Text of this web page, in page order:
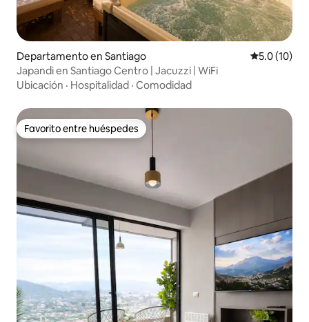
Departamento en Santiago Calificación
5.0 (10)
Japandi en Santiago Centro | Jacuzzi | WiFi
Ubicación · Hospitalidad · Comodidad
Favorito entre huéspedes
Favorito entre huéspedes